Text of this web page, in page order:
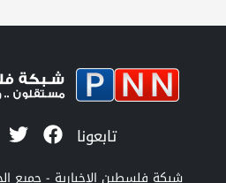
تابعونا